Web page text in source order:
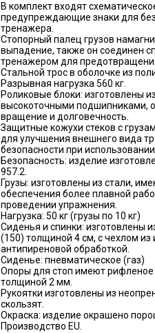
В комплект входят
предупреждающие знаки для
тренажера.
Стопорный палец грузов
выпадение, также он соединен
тренажером для
Стальной трос в оболочке из
Разрывная нагрузка 560 кг.
Роликовые блоки: изготовлены
высокоточными подшипниками,
вращение и долговечность.
Защитные кожухи стеков с
для улучшения внешнего вида
безопасности при
Безопасность: изделие
957.2.
Грузы: изготовлены из стали,
обеспечения более плавной
проведении упражнения.
Нагрузка: 50 кг (грузы по 10 кг)
Сиденья и спинки: изготовлены
(150) толщиной 4 см, с чехлом из
антипиреновой обработкой.
Сиденье: пневматическое (газ)
Опоры для стоп имеют
толщиной 2 мм.
Рукоятки изготовлены из
скользят.
Окраска: изделие окрашено
Производство EU.